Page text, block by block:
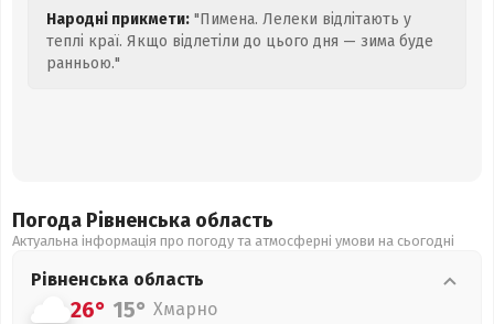
Народні прикмети: "Пимена. Лелеки відлітають у
теплі краї. Якщо відлетіли до цього дня — зима буде
ранньою."
Погода Рівненська область
Актуальна інформація про погоду та атмосферні умови на сьогодні
Рівненська область
26° 15° Хмарно